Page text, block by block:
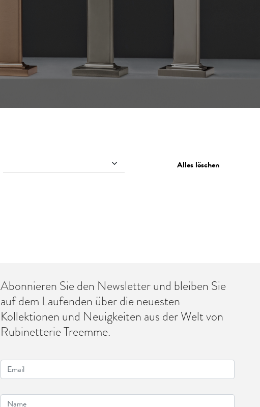
Alles löschen
Abonnieren Sie den Newsletter und bleiben Sie
auf dem Laufenden über die neuesten
Kollektionen und Neuigkeiten aus der Welt von
Rubinetterie Treemme.